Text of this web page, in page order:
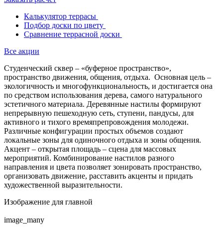
Калькулятор террасы
Подбор доски по цвету
Сравнение террасной доски
Все акции
Студенческий сквер – «буферное пространство»,
пространство движения, общения, отдыха. Основная цель –
экологичность и многофункциональность, и достигается она
по средством использования дерева, самого натурального
эстетичного материала. Деревянные настилы формируют
непрерывную пешеходную сеть, ступени, пандусы, для
активного и тихого времяпрепровождения молодежи.
Различные конфигурации простых объемов создают
локальные зоны для одиночного отдыха и зоны общения.
Акцент – открытая площадь – сцена для массовых
мероприятий. Комбинирование настилов разного
направления и цвета позволяет зонировать пространство,
организовать движение, расставить акценты и придать
художественной выразительности.
Изображение для главной
image_many